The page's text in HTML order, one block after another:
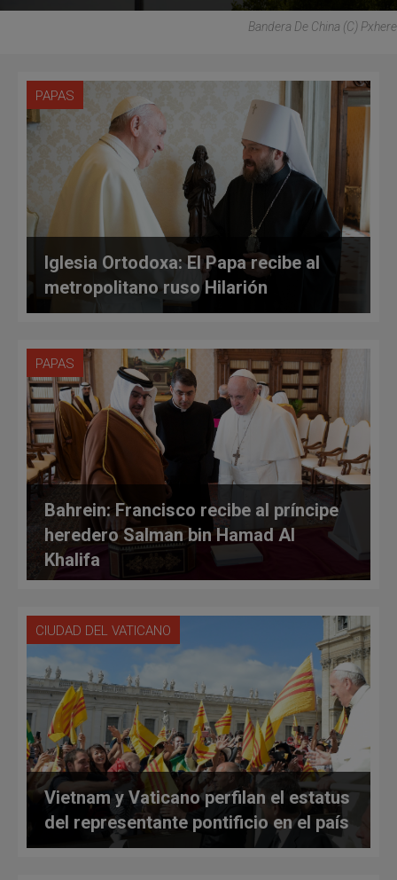
Bandera De China (C) Pxhere
PAPAS
Iglesia Ortodoxa: El Papa recibe al
metropolitano ruso Hilarión
PAPAS
Bahrein: Francisco recibe al príncipe
heredero Salman bin Hamad Al
Khalifa
CIUDAD DEL VATICANO
Vietnam y Vaticano perfilan el estatus
del representante pontificio en el país